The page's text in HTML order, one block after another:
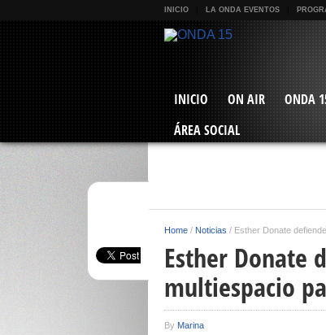
INICIO LA ONDA EVENTOS
INICIO ON AIR ONDA
ÁREA SOCIAL
Home / Noticias / Esther Donate
Esther Donate
multiespacio
By Marina